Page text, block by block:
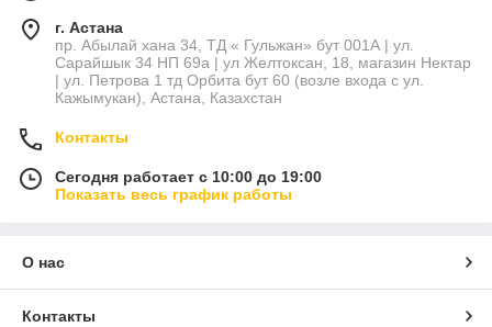
г. Астана
пр. Абылай хана 34, ТД « Гульжан» бут 001А | ул.
Сарайшык 34 НП 69а | ул Желтоксан, 18, магазин Нектар
| ул. Петрова 1 тд Орбита бут 60 (возле входа с ул.
Кажымукан), Астана, Казахстан
Контакты
Сегодня работает с 10:00 до 19:00
Показать весь график работы
О нас
Контакты